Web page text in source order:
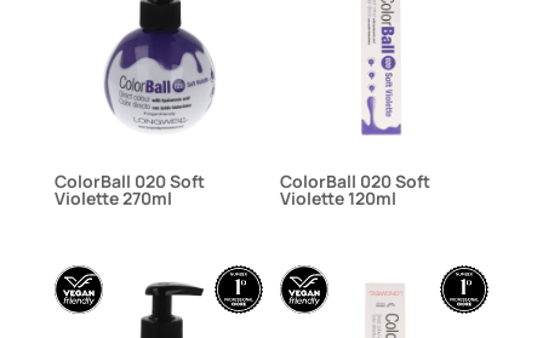
ColorBall 020 Soft
Violette 270ml
ColorBall 020 Soft
Violette 120ml